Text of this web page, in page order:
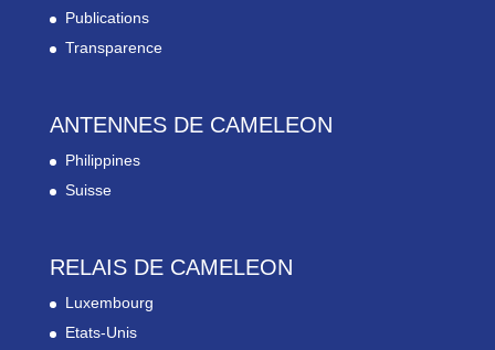
Publications
Transparence
ANTENNES DE CAMELEON
Philippines
Suisse
RELAIS DE CAMELEON
Luxembourg
Etats-Unis